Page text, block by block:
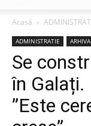
Acasă
ADMINISTRATIE ARHIVA
Se
în Galați.
”Este